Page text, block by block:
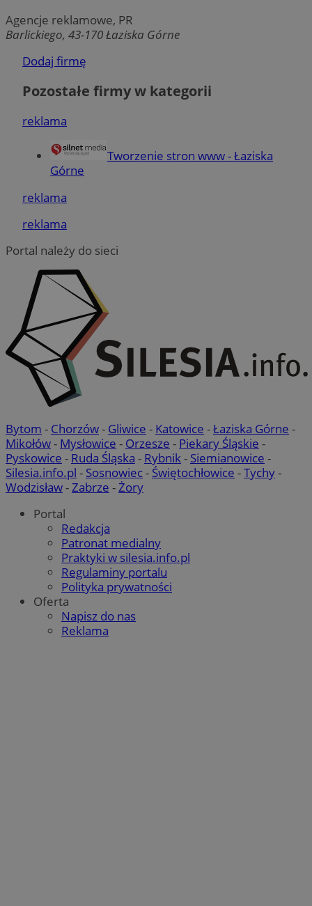
Agencje reklamowe, PR
Barlickiego, 43-170 Łaziska Górne
Dodaj firmę
Pozostałe firmy w kategorii
reklama
Tworzenie stron www - Łaziska
Górne
reklama
reklama
Portal należy do sieci
Bytom - Chorzów- Gliwice - Katowice -Łaziska Górne -
Mikołów- Mysłowice - Orzesze - Piekary Śląskie -
Pyskowice - Ruda Śląska - Rybnik- Siemianowice -
Silesia.info.pl - Sosnowiec- Świętochłowice -Tychy-
Wodzisław-Zabrze -Żory
Portal
Redakcja
Patronat medialny
Praktyki w silesia.info.pl
Regulaminy portalu
Polityka prywatności
Oferta
Napisz do nas
Reklama
Funkcjonalność
Niezbędne pliki cookie umożliwiają korzystanie z podstawowych
funkcji strony internetowej, takich jak logowanie użytkownika i
prawidłowo korzystać ze strony internetowej.
SessID
QeSessID
MvSessID laziska.com.pl
VISITOR_PRIVACY_METADATA